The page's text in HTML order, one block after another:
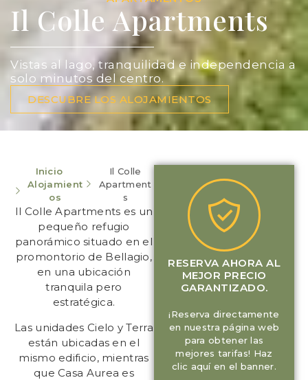
Il Colle Apartments
Vistas al lago, tranquilidad e independencia a
solo minutos del centro.
DESCUBRE LOS ALOJAMIENTOS
Inicio
Alojamient
os
Il Colle
Apartment
s
Il Colle Apartments es un
pequeño refugio
panorámico situado en el
promontorio de Bellagio,
en una ubicación
tranquila pero
estratégica.
Las unidades Cielo y Terra
están ubicadas en el
mismo edificio, mientras
que Casa Aurea es
RESERVA AHORA AL
MEJOR PRECIO
GARANTIZADO.
¡Reserva directamente
en nuestra página web
para obtener las
mejores tarifas! Haz
clic aquí en el banner.